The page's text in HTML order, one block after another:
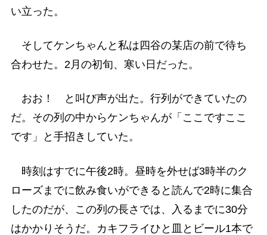
い立った。
そしてケンちゃんと私は四谷の某店の前で待ち
合わせた。2月の初旬、寒い日だった。
おお！ と叫び声が出た。行列ができていたの
だ。その列の中からケンちゃんが「ここですここ
です」と手招きしていた。
時刻はすでに午後2時。昼時を外せば3時半のク
ローズまでに飲み食いができると読んで2時に集合
したのだが、この列の長さでは、入るまでに30分
はかかりそうだ。カキフライひと皿とビール1本で